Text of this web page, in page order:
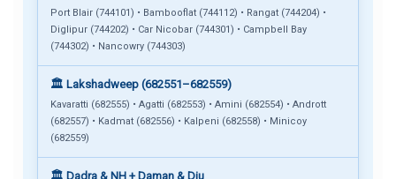
Port Blair (744101) • Bambooflat (744112) • Rangat (744204) •
Diglipur (744202) • Car Nicobar (744301) • Campbell Bay
(744302) • Nancowry (744303)
🏛️ Lakshadweep (682551–682559)
Kavaratti (682555) • Agatti (682553) • Amini (682554) • Andrott
(682557) • Kadmat (682556) • Kalpeni (682558) • Minicoy
(682559)
🏛️ Dadra & NH + Daman & Diu